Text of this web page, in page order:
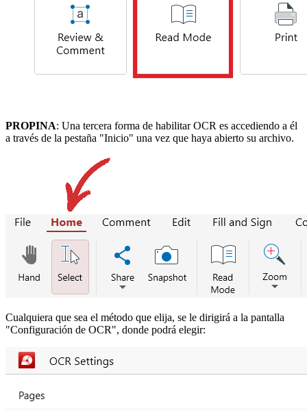
PROPINA: Una tercera forma de habilitar OCR es accediendo a él
a través de la pestaña "Inicio" una vez que haya abierto su archivo.
Cualquiera que sea el método que elija, se le dirigirá a la pantalla
"Configuración de OCR", donde podrá elegir: